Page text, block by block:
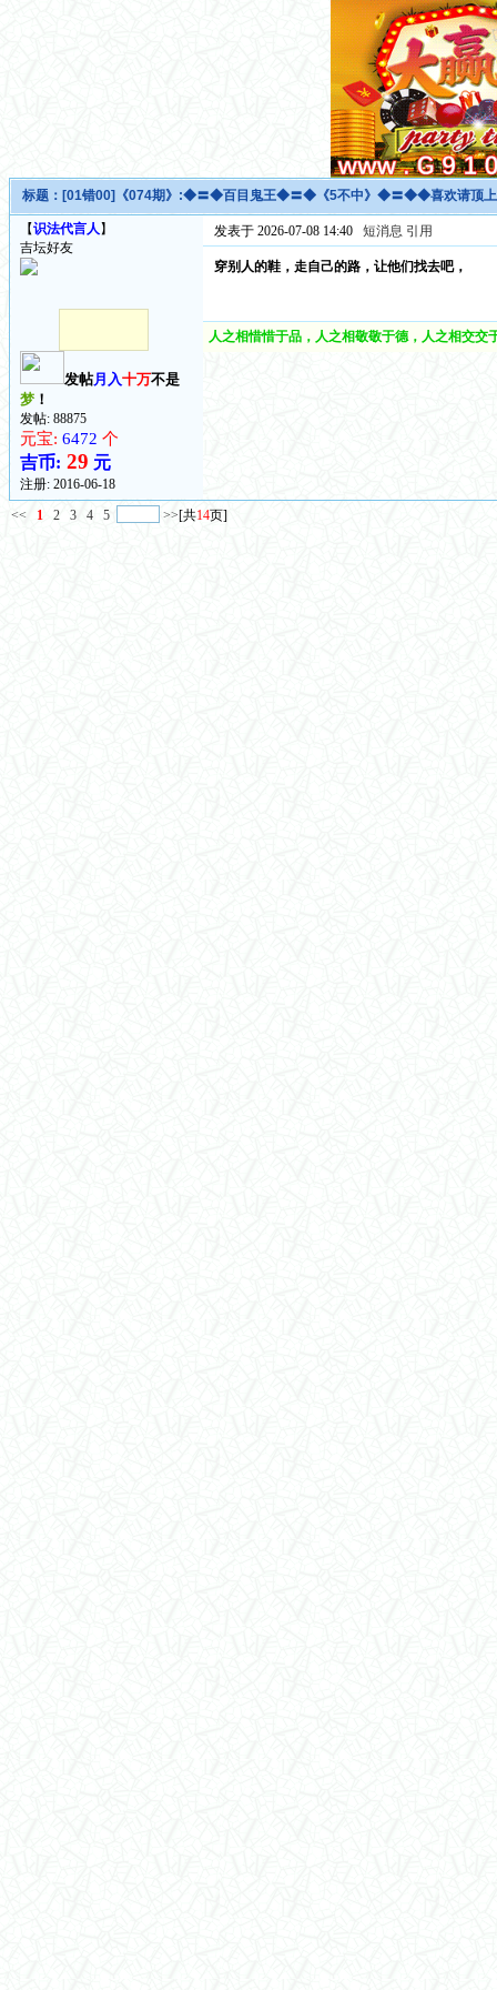
标题： [01错00]《074期》:◆〓◆百目鬼王◆〓◆《5不中》◆〓◆◆喜欢请顶上
【识法代言人 】
吉坛好友
发帖月入十万不是
梦！
发帖: 88875
元宝: 6472 个
吉币: 29 元
注册: 2016-06-18
发表于 2026-07-08 14:40 短消息 引用
穿别人的鞋，走自己的路，让他们找去吧，
人之相惜惜于品，人之相敬敬于德，人之相交
<< 1 2 3 4 5 >>[共14页]